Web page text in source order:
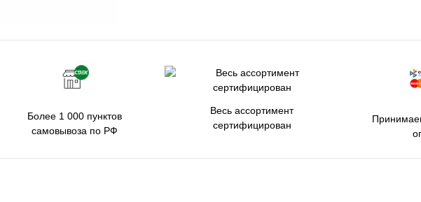
Более 1 000 пунктов
самовывоза по РФ
Весь ассортимент
сертифицирован